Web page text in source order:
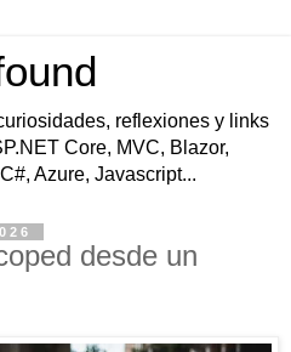
reflexiones y links
Core, MVC, Blazor,
Azure, Javascript...
desde un